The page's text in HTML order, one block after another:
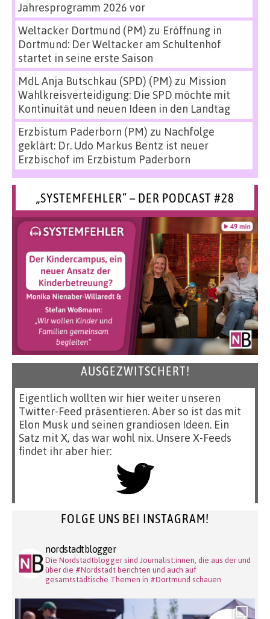
Jahresprogramm 2026 vor
Weltacker Dortmund (PM) zu Eröffnung in
Dortmund: Der Weltacker am Schultenhof
startet in seine erste Saison
MdL Anja Butschkau (SPD) (PM) zu Mission
Wahlkreisverteidigung: Die SPD möchte mit
Kontinuität und neuen Ideen in den Landtag
Erzbistum Paderborn (PM) zu Nachfolge
geklärt: Dr. Udo Markus Bentz ist neuer
Erzbischof im Erzbistum Paderborn
„SYSTEMFEHLER“ – DER PODCAST #28
AUSGEZWITSCHERT!
Eigentlich wollten wir hier weiter unseren
Twitter-Feed präsentieren. Aber so ist das mit
Elon Musk und seinen grandiosen Ideen. Ein
Satz mit X, das war wohl nix. Unsere X-Feeds
findet ihr aber hier:
FOLGE UNS BEI INSTAGRAM!
nordstadtblogger
Die Nordstadtblogger sind Journalist:innen, die aus der und
über die #Nordstadt berichten und auch auf
gesamtstädtische Themen in #Dortmund schauen